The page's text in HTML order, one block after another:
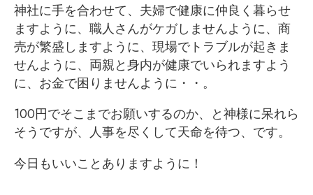
神社に手を合わせて、夫婦で健康に仲良く暮らせ
ますように、職人さんがケガしませんように、商
売が繁盛しますように、現場でトラブルが起きま
せんように、両親と身内が健康でいられますよう
に、お金で困りませんように・・。
100円でそこまでお願いするのか、と神様に呆れら
そうですが、人事を尽くして天命を待つ、です。
今日もいいことありますように！